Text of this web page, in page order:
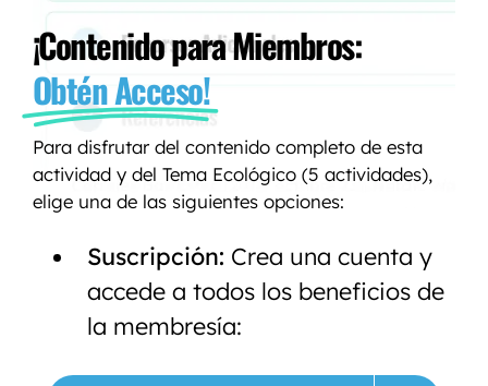
¡Contenido para Miembros:
Obtén Acceso!
Para disfrutar del contenido completo de esta
actividad y del Tema Ecológico (5 actividades),
elige una de las siguientes opciones:
Suscripción: Crea una cuenta y
accede a todos los beneficios de
la membresía: